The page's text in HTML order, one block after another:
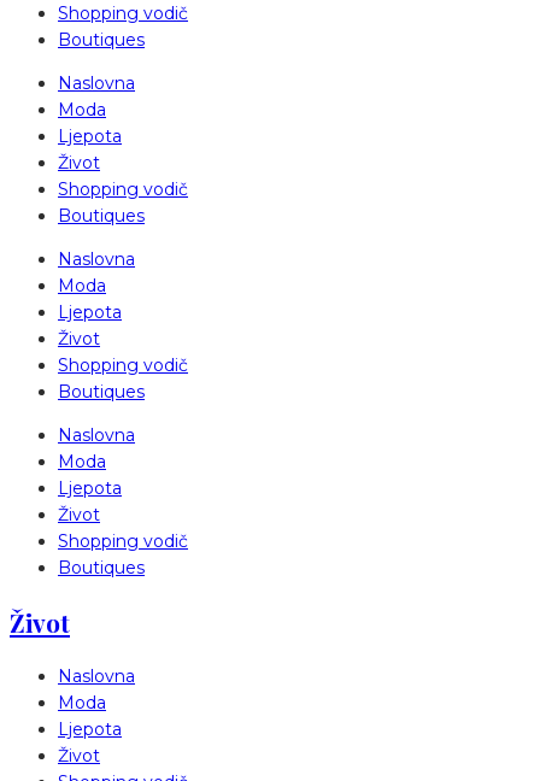
Shopping vodič
Boutiques
Naslovna
Moda
Ljepota
Život
Shopping vodič
Boutiques
Naslovna
Moda
Ljepota
Život
Shopping vodič
Boutiques
Naslovna
Moda
Ljepota
Život
Shopping vodič
Boutiques
Život
Naslovna
Moda
Ljepota
Život